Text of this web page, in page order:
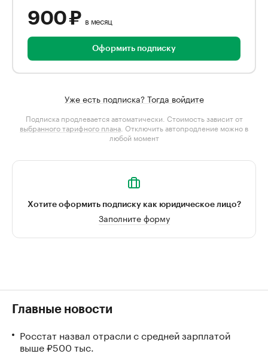
900 ₽ в месяц
Оформить подписку
Уже есть подписка? Тогда войдите
Подписка продлевается автоматически. Стоимость зависит от
выбранного тарифного плана . Отключить автопродление можно в
любой момент
Хотите оформить подписку как юридическое лицо?
Заполните форму
Главные новости
Росстат назвал отрасли с средней зарплатой
выше ₽500 тыс.